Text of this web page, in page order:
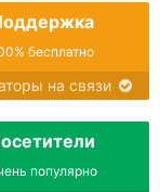
бесплатно
на связи
популярно